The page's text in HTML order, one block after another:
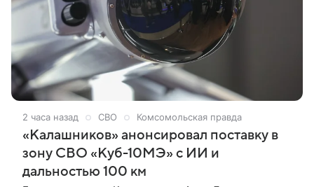
2 часа назад СВО Комсомольская правда
«Калашников» анонсировал поставку в
зону СВО «Куб-10МЭ» с ИИ и
дальностью 100 км